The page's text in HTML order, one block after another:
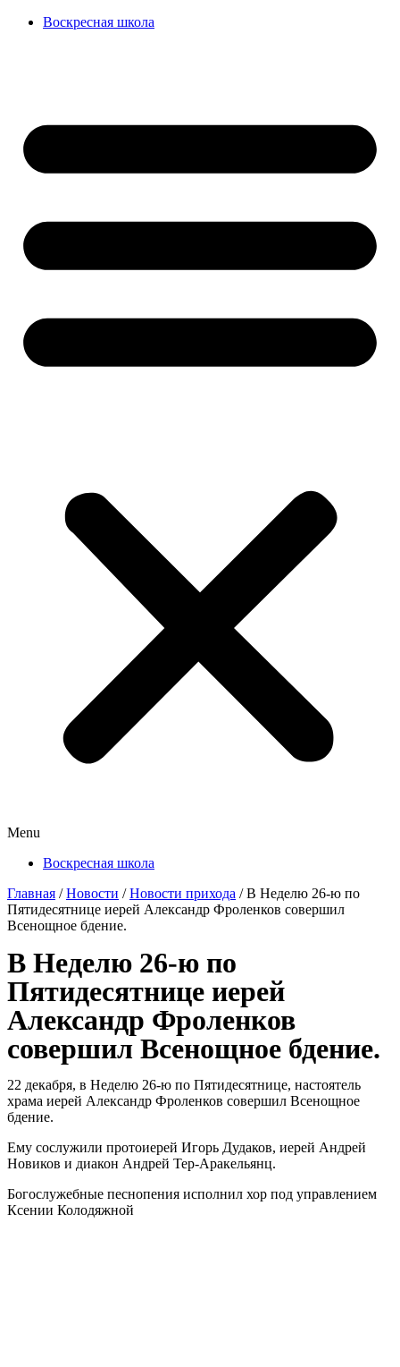
Воскресная школа
Menu
Воскресная школа
Главная /Новости /Новости прихода /В Неделю 26-ю по
Пятидесятнице иерей Александр Фроленков совершил
Всенощное бдение.
В Неделю 26-ю по
Пятидесятнице иерей
Александр Фроленков
совершил Всенощное бдение.
22 декабря, в Неделю 26-ю по Пятидесятнице, настоятель
храма иерей Александр Фроленков совершил Всенощное
бдение.
Ему сослужили протоиерей Игорь Дудаков, иерей Андрей
Новиков и диакон Андрей Тер-Аракельянц.
Богослужебные песнопения исполнил хор под управлением
Ксении Колодяжной